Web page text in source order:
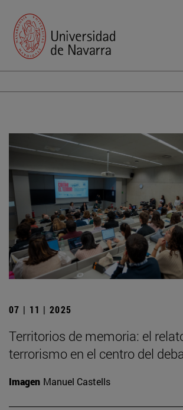
07 | 11 | 2025
Territorios de memoria: el
terrorismo en el centro del
Imagen Manuel Castells